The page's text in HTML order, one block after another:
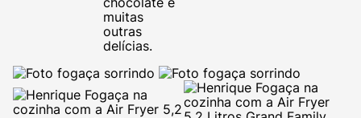
muitas
outras
delícias.